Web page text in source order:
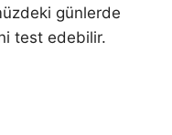
günlerde
test edebilir.